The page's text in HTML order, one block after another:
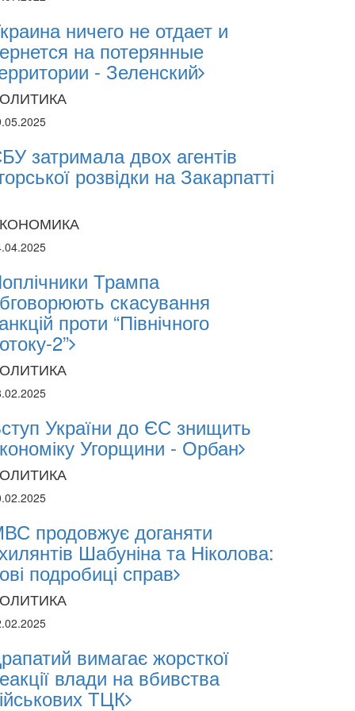
Abasov: How Ukrainian Businesses
and Hedge Risks During War
лякає громадян погіршенням
мобілізації поліціянтів на війну
ничего не отдает и
на потерянные
- Зеленский
затримала двох агентів
розвідки на Закарпатті
Трампа
скасування
проти “Північного
2”
України до ЄС знищить
Угорщини - Орбан
продовжує доганяти
Шабуніна та Ніколова:
подробиці справ
вимагає жорсткої
влади на вбивства
ТЦК